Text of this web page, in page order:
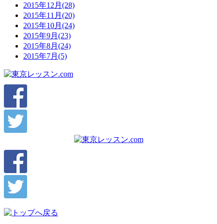
2015年12月(28)
2015年11月(20)
2015年10月(24)
2015年9月(23)
2015年8月(24)
2015年7月(5)